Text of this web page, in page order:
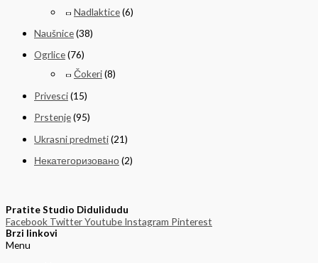
Nadlaktice(6)
Naušnice(38)
Ogrlice(76)
Čokeri(8)
Privesci(15)
Prstenje(95)
Ukrasni predmeti(21)
Некатегоризовано(2)
Pratite Studio Didulidudu
Facebook TwitterYoutube Instagram Pinterest
Brzi linkovi
Menu